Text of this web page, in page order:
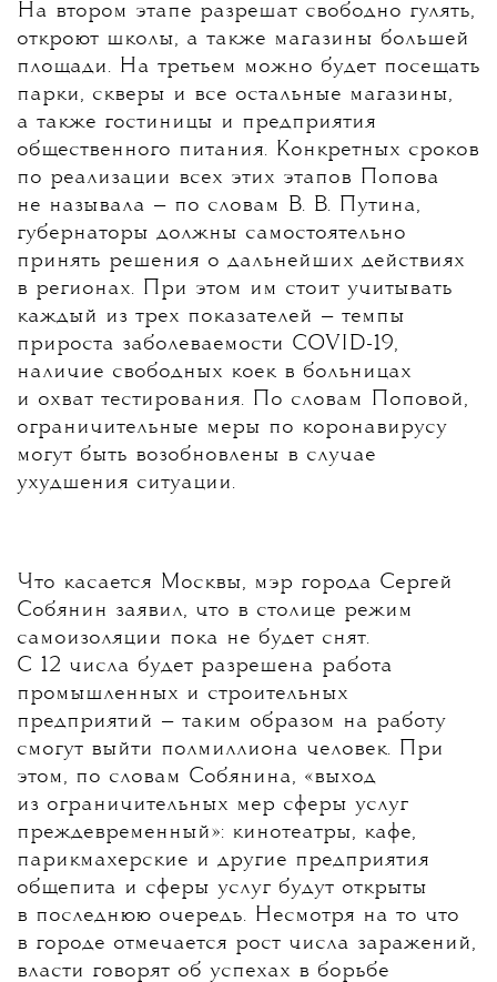
На втором этапе разрешат свободно гулять,
откроют школы, а также магазины большей
площади. На третьем можно будет посещать
парки, скверы и все остальные магазины,
а также гостиницы и предприятия
общественного питания. Конкретных сроков
по реализации всех этих этапов Попова
не называла — по словам В. В. Путина,
губернаторы должны самостоятельно
принять решения о дальнейших действиях
в регионах. При этом им стоит учитывать
каждый из трех показателей — темпы
прироста заболеваемости COVID-19,
наличие свободных коек в больницах
и охват тестирования. По словам Поповой,
ограничительные меры по коронавирусу
могут быть возобновлены в случае
ухудшения ситуации.
Что касается Москвы, мэр города Сергей
Собянин заявил, что в столице режим
самоизоляции пока не будет снят.
С 12 числа будет разрешена работа
промышленных и строительных
предприятий — таким образом на работу
смогут выйти полмиллиона человек. При
этом, по словам Собянина, «выход
из ограничительных мер сферы услуг
преждевременный»: кинотеатры, кафе,
парикмахерские и другие предприятия
общепита и сферы услуг будут открыты
в последнюю очередь. Несмотря на то что
в городе отмечается рост числа заражений,
власти говорят об успехах в борьбе